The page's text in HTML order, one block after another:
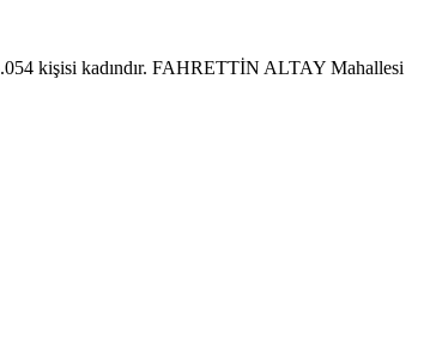
kişisi kadındır. FAHRETTİN ALTAY Mahallesi